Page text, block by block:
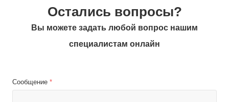
Остались вопросы?
Вы можете задать любой вопрос нашим
специалистам онлайн
Сообщение *